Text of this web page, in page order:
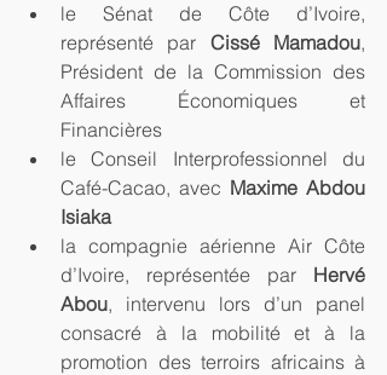
le Sénat de Côte d’Ivoire,
représenté par Cissé Mamadou,
Président de la Commission des
Affaires Économiques et
Financières
le Conseil Interprofessionnel du
Café-Cacao, avec Maxime Abdou
Isiaka
la compagnie aérienne Air Côte
d’Ivoire, représentée par Hervé
Abou, intervenu lors d’un panel
consacré à la mobilité et à la
promotion des terroirs africains à